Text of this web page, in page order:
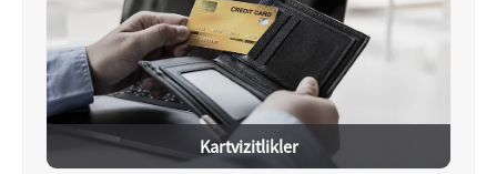
Kartvizitlikler